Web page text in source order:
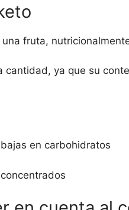
fruta,
cantidad, ya que su
en carbohidratos